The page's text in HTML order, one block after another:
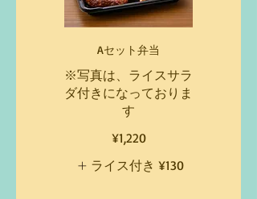
Aセット弁当
※写真は、ライスサラ
ダ付きになっておりま
す
¥1,220
ライス付き ¥130